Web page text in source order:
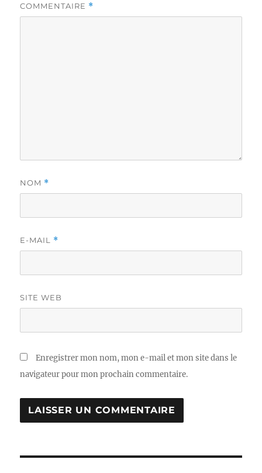
COMMENTAIRE *
NOM *
E-MAIL *
SITE WEB
Enregistrer mon nom, mon e-mail et mon site dans le
navigateur pour mon prochain commentaire.